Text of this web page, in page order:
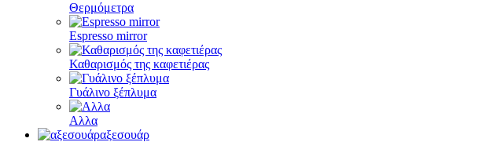
Θερμόμετρα
Espresso mirror
Καθαρισμός της καφετιέρας
Γυάλινο ξέπλυμα
Αλλα
αξεσουάρ